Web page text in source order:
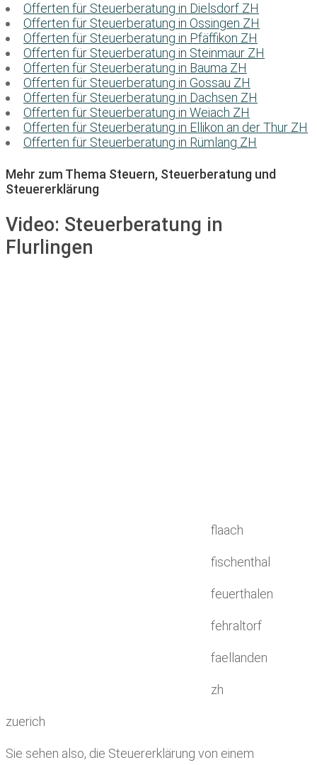
Offerten für Steuerberatung in Dielsdorf ZH
Offerten für Steuerberatung in Ossingen ZH
Offerten für Steuerberatung in Pfäffikon ZH
Offerten für Steuerberatung in Steinmaur ZH
Offerten für Steuerberatung in Bauma ZH
Offerten für Steuerberatung in Gossau ZH
Offerten für Steuerberatung in Dachsen ZH
Offerten für Steuerberatung in Weiach ZH
Offerten für Steuerberatung in Ellikon an der Thur ZH
Offerten für Steuerberatung in Rümlang ZH
Mehr zum Thema Steuern, Steuerberatung und
Steuererklärung
Video: Steuerberatung in
Flurlingen
flaach
fischenthal
feuerthalen
fehraltorf
faellanden
zh
zuerich
Sie sehen also, die Steuererklärung von einem